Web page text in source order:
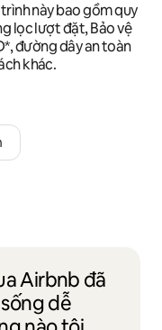
này bao gồm quy
lọc lượt đặt, Bảo vệ
đường dây an toàn
khác.
Airbnb đã
dễ